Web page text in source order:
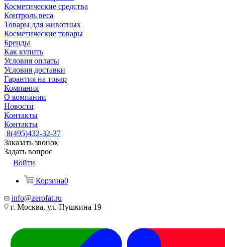
Косметические средства
Контроль веса
Товары для животных
Косметические товары
Бренды
Как купить
Условия оплаты
Условия доставки
Гарантия на товар
Компания
О компании
Новости
Контакты
Контакты
8(495)432-32-37
Заказать звонок
Задать вопрос
Войти
Корзина0
info@zerofat.ru
г. Москва, ул. Пушкина 19